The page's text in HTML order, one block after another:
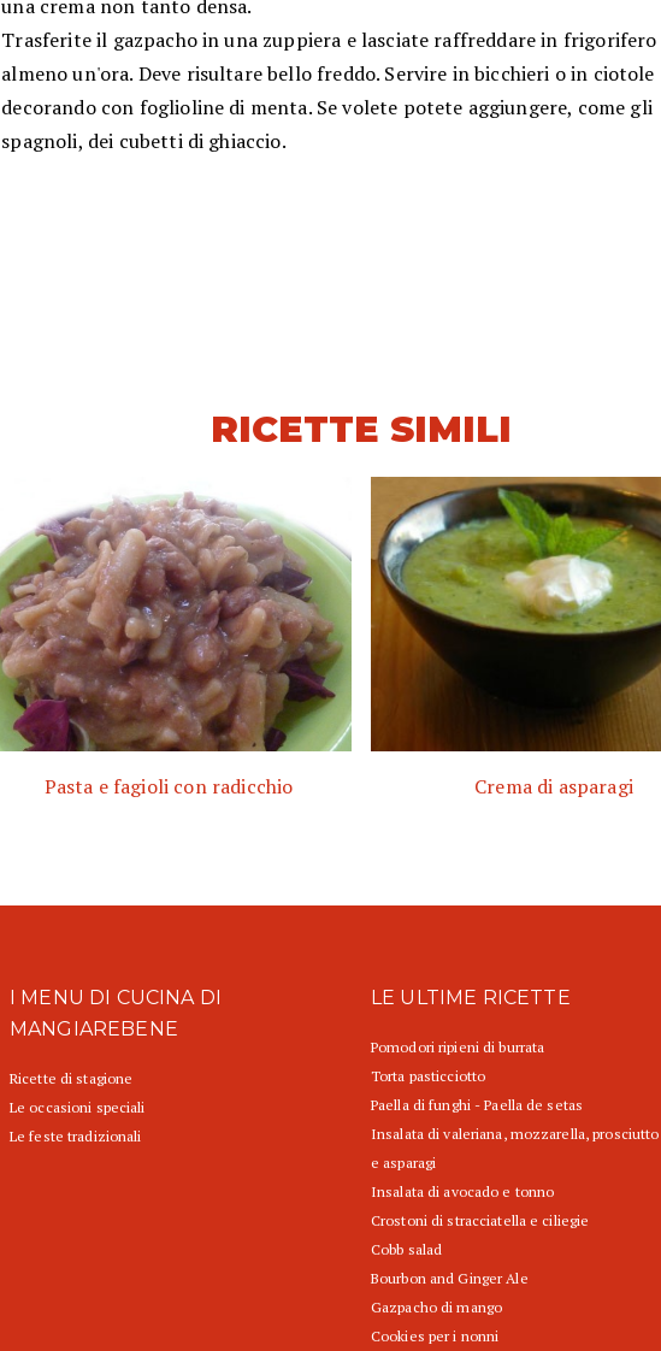
una crema non tanto densa.
Trasferite il gazpacho in una zuppiera e lasciate raffreddare in
almeno un'ora. Deve risultare bello freddo. Servire in bicchieri o in ciotole
decorando con foglioline di menta. Se volete potete aggiungere, come gli
spagnoli, dei cubetti di ghiaccio.
RICETTE SIMILI
Pasta e fagioli con radicchio Crema di asparagi
I MENU DI CUCINA DI
MANGIAREBENE
Ricette di stagione
Le occasioni speciali
Le feste tradizionali
LE ULTIME RICETTE
Pomodori ripieni di burrata
Torta pasticciotto
Paella di funghi - Paella de setas
Insalata di valeriana, mozzarella,
e asparagi
Insalata di avocado e tonno
Crostoni di stracciatella e ciliegie
Cobb salad
Bourbon and Ginger Ale
Gazpacho di mango
Cookies per i nonni